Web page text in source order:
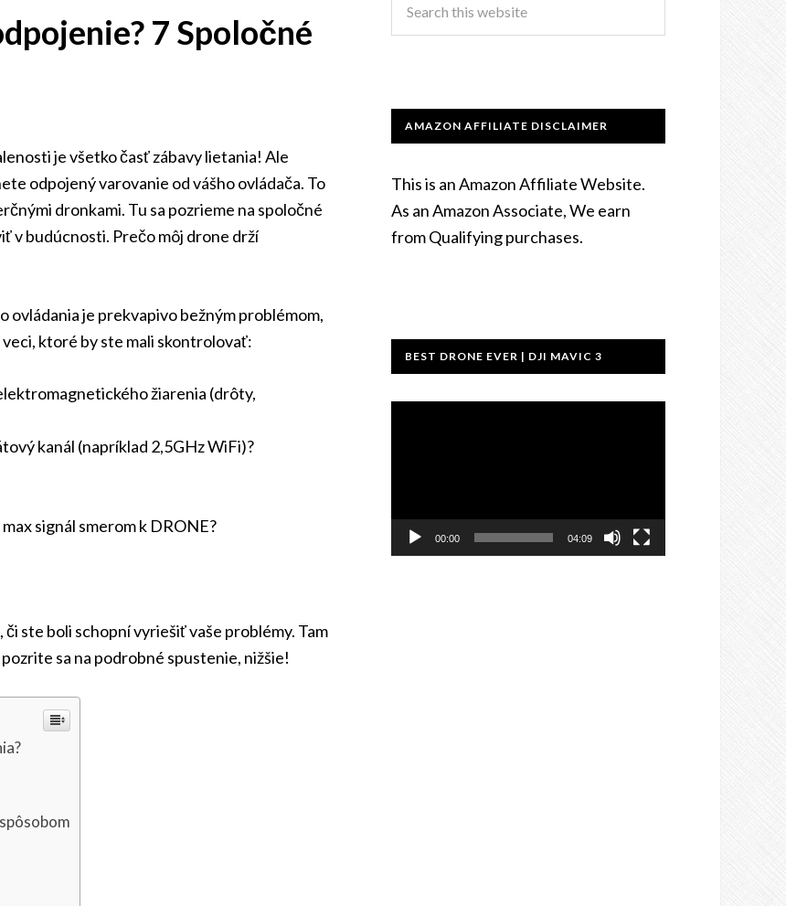
7 Spoločné
je všetko časť zábavy lietania! Ale
odpojený varovanie od vášho ovládača. To
dronkami. Tu sa pozrieme na spoločné
v budúcnosti. Prečo môj drone drží
ovládania je prekvapivo bežným problémom,
ktoré by ste mali skontrolovať:
žiarenia (drôty,
kanál (napríklad 2,5GHz WiFi)?
signál smerom k DRONE?
ste boli schopní vyriešiť vaše problémy. Tam
sa na podrobné spustenie, nižšie!
AMAZON AFFILIATE DISCLAIMER
This is an Amazon Affiliate Website.
As an Amazon Associate, We earn
from Qualifying purchases.
BEST DRONE EVER | DJI MAVIC 3
00:00 04:09